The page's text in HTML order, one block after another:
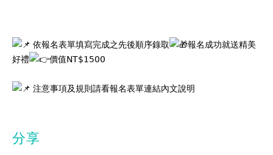
依報名表單填寫完成之先後順序錄取
報名成功就送精美
好禮
價值NT$1500
注意事項及規則請看報名表單連結內文說明
分享